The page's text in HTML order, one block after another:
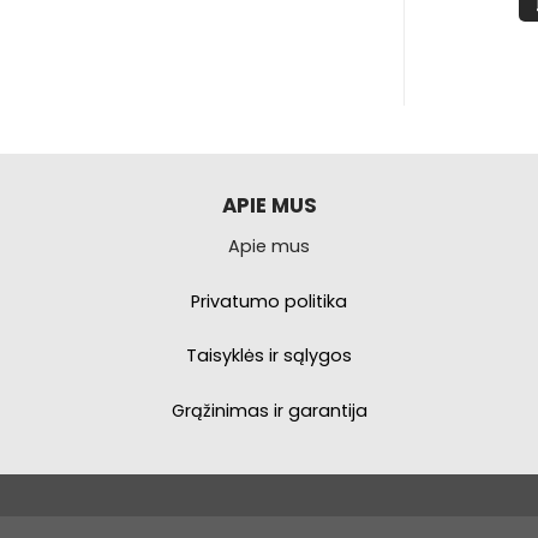
APIE MUS
Apie mus
Privatumo politika
Taisyklės ir sąlygos
Grąžinimas ir garantija